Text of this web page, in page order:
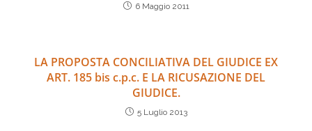
6 Maggio 2011
LA PROPOSTA CONCILIATIVA DEL GIUDICE EX
ART. 185 bis c.p.c. E LA RICUSAZIONE DEL
GIUDICE.
5 Luglio 2013